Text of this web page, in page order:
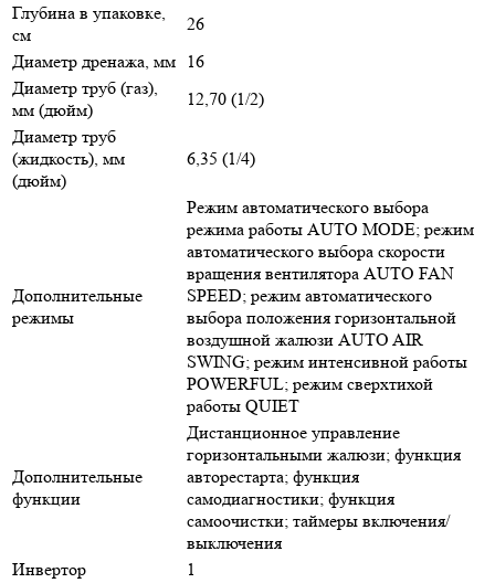
Глубина в упаковке,
см
26
Диаметр дренажа, мм
16
Диаметр труб (газ),
мм (дюйм)
12,70 (1/2)
Диаметр труб
(жидкость), мм
(дюйм)
6,35 (1/4)
Дополнительные
режимы
Режим автоматического выбора
режима работы AUTO MODE; режим
автоматического выбора скорости
вращения вентилятора AUTO FAN
SPEED; режим автоматического
выбора положения горизонтальной
воздушной жалюзи AUTO AIR
SWING; режим интенсивной работы
POWERFUL; режим сверхтихой
работы QUIET
Дополнительные
функции
Дистанционное управление
горизонтальными жалюзи; функция
авторестарта; функция
самодиагностики; функция
самоочистки; таймеры включения/
выключения
Инвертор
1